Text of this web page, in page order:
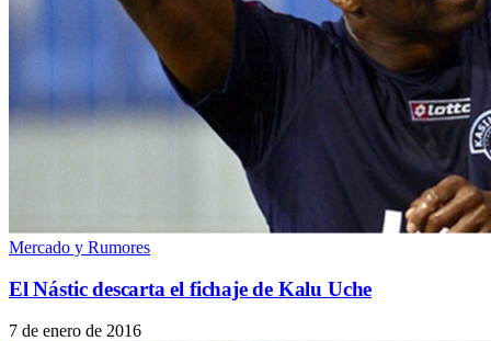
Mercado y Rumores
El Nástic descarta el fichaje de Kalu Uche
7 de enero de 2016